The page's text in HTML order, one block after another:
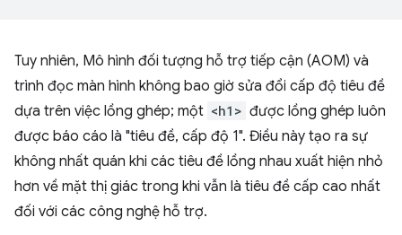
Tuy nhiên, Mô hình đối tượng hỗ trợ tiếp cận (AOM) và
trình đọc màn hình không bao giờ sửa đổi cấp độ tiêu đề
dựa trên việc lồng ghép; một <h1> được lồng ghép luôn
được báo cáo là "tiêu đề, cấp độ 1". Điều này tạo ra sự
không nhất quán khi các tiêu đề lồng nhau xuất hiện nhỏ
hơn về mặt thị giác trong khi vẫn là tiêu đề cấp cao nhất
đối với các công nghệ hỗ trợ.